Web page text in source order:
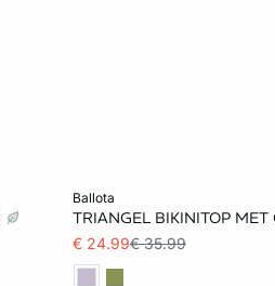
ballota
TRIANGEL BIKINITOP MET
€ 24.99€ 35.99